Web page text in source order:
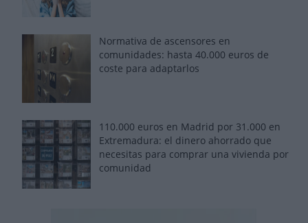
Normativa de ascensores en
comunidades: hasta 40.000 euros de
coste para adaptarlos
110.000 euros en Madrid por 31.000 en
Extremadura: el dinero ahorrado que
necesitas para comprar una vivienda por
comunidad